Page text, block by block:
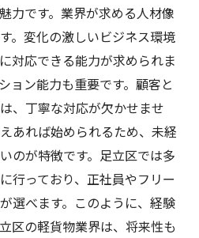
力です。業界が求める人材像
。変化の激しいビジネス環境
対応できる能力が求められま
ョン能力も重要です。顧客と
、丁寧な対応が欠かせませ
あれば始められるため、未経
のが特徴です。足立区では多
行っており、正社員やフリー
選べます。このように、経験
区の軽貨物業界は、将来性も